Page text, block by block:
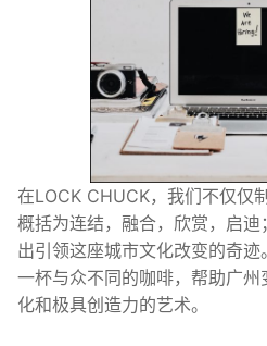
在LOCK CHUCK，我们不仅仅
概括为连结，融合，欣赏，启
出引领这座城市文化改变的奇
一杯与众不同的咖啡，帮助广
化和极具创造力的艺术。